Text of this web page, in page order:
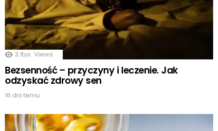
3.1tys. Views
Bezsenność – przyczyny i leczenie. Jak
odzyskać zdrowy sen
16 dni temu